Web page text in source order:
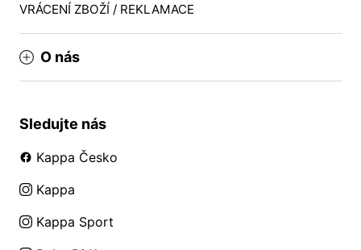
VRÁCENÍ ZBOŽÍ / REKLAMACE
O nás
Sledujte nás
Kappa Česko
Kappa
Kappa Sport